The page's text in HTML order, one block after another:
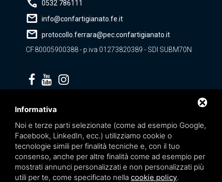
call 0532 786111
mail info@confartigianato.fe.it
mail protocollo.ferrara@pec.confartigianato.it
CF.80005900388 - p.iva 01273820389 - SDI SUBM70N
Informativa
Noi e terze parti selezionate (come ad esempio Google,
Facebook, LinkedIn, ecc.) utilizziamo cookie o
tecnologie simili per finalità tecniche e, con il tuo
consenso, anche per altre finalità come ad esempio per
mostrati annunci personalizzati e non personalizzati più
utili per te, come specificato nella cookie policy.